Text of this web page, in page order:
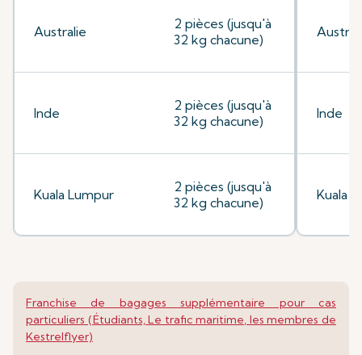
Australie
2 pièces (jusqu'à
32 kg chacune)
Inde
2 pièces (jusqu'à
32 kg chacune)
Kuala Lumpur
2 pièces (jusqu'à
32 kg chacune)
Inde
Kuala
Franchise de bagages supplémentaire pour cas
particuliers (Étudiants, Le trafic maritime, les membres de
Kestrelflyer)